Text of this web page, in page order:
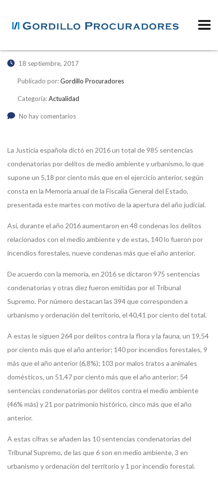
18 septiembre, 2017
Publicado por:Gordillo Procuradores
Categoría:Actualidad
No hay comentarios
La Justicia española dictó en 2016 un total de 985 sentencias
condenatorias por delitos de medio ambiente y urbanismo, lo que
supone un 5,18 por ciento más que en el ejercicio anterior, según
consta en la Memoria anual de la Fiscalía General del Estado,
presentada este martes con motivo de la apertura del año judicial.
Así, durante el año 2016 aumentaron en 48 condenas los delitos
relacionados con el medio ambiente y de estas, 140 lo fueron por
incendios forestales, nueve condenas más que el año anterior.
De acuerdo con la memoria, en 2016 se dictaron 975 sentencias
condenatorias y otras diez fueron emitidas por el Tribunal
Supremo. Por número destacan las 394 que corresponden a
urbanismo y ordenación del territorio, el 40,41 por ciento del total.
A estas le siguen 264 por delitos contra la flora y la fauna, un 19,54
por ciento más que el año anterior; 140 por incendios forestales, 9
más que el año anterior (6,8%); 103 por malos tratos a animales
domésticos, un 51,47 por ciento más que el año anterior; 54
sentencias condenatorias por delitos contra el medio ambiente
(46% más) y 21 por patrimonio histórico, cinco más que el año
anterior.
A estas cifras se añaden las 10 sentencias condenatorias del
Tribunal Supremo, de las que 6 son en medio ambiente, 3 en
urbanismo y ordenación del territorio y 1 por incendio forestal.